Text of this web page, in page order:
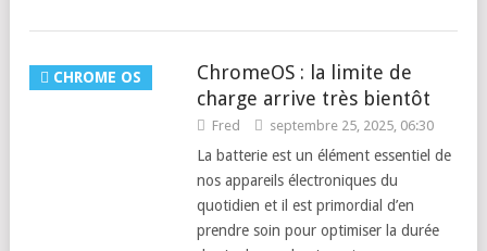
CHROME OS
ChromeOS : la limite de
charge arrive très bientôt
Fred septembre 25, 2025, 06:30
La batterie est un élément essentiel de
nos appareils électroniques du
quotidien et il est primordial d’en
prendre soin pour optimiser la durée